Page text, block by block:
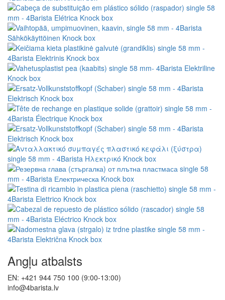
Angļu atbalsts
EN: +421 944 750 100 (9:00-13:00)
info@4barista.lv